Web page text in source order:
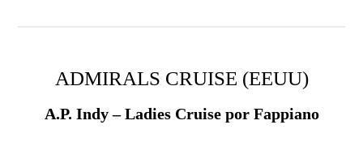
ADMIRALS CRUISE (EEUU)
A.P. Indy – Ladies Cruise por Fappiano